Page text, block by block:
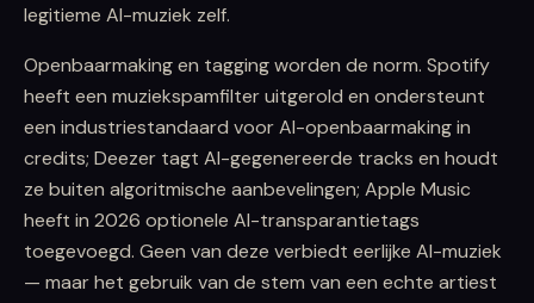
legitieme AI-muziek zelf.
Openbaarmaking en tagging worden de norm. Spotify
heeft een muziekspamfilter uitgerold en ondersteunt
een industriestandaard voor AI-openbaarmaking in
credits; Deezer tagt AI-gegenereerde tracks en houdt
ze buiten algoritmische aanbevelingen; Apple Music
heeft in 2026 optionele AI-transparantietags
toegevoegd. Geen van deze verbiedt eerlijke AI-muziek
— maar het gebruik van de stem van een echte artiest